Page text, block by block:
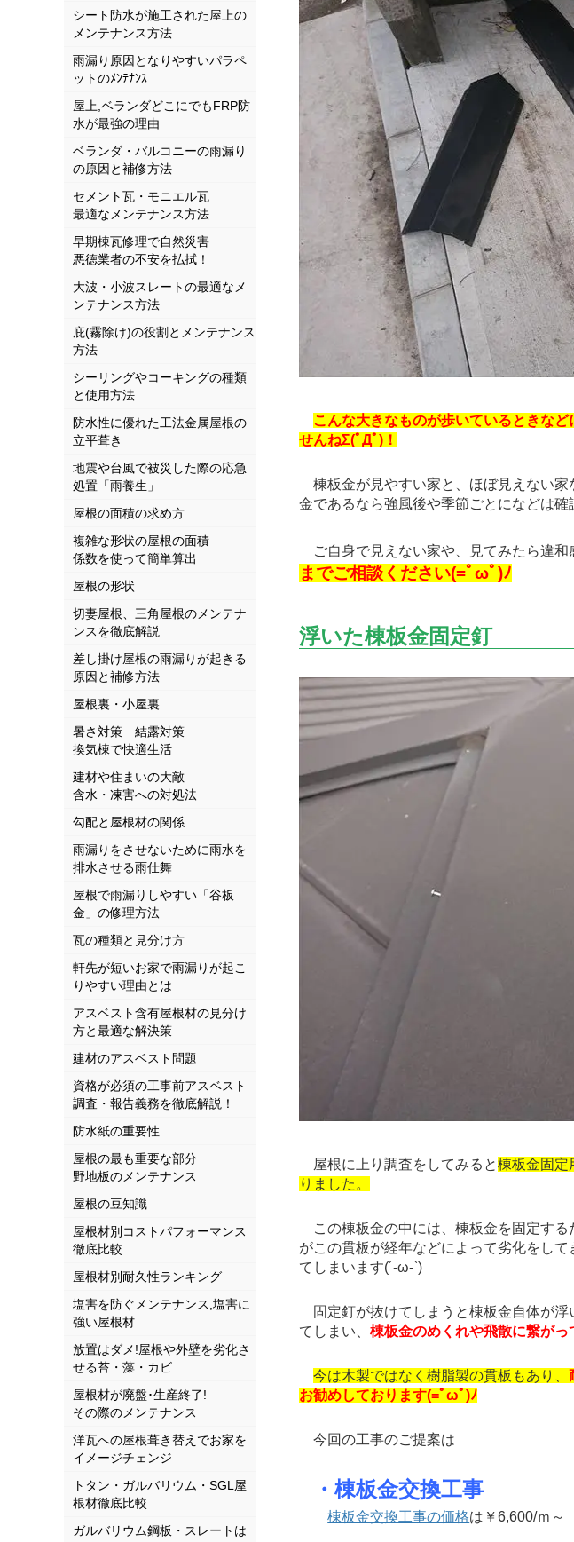
シート防水が施工された屋上の
メンテナンス方法
雨漏り原因となりやすいパラペ
ットのﾒﾝﾃﾅﾝｽ
屋上,ベランダどこにでもFRP防
水が最強の理由
ベランダ・バルコニーの雨漏り
の原因と補修方法
セメント瓦・モニエル瓦
最適なメンテナンス方法
早期棟瓦修理で自然災害
悪徳業者の不安を払拭！
大波・小波スレートの最適なメ
ンテナンス方法
庇(霧除け)の役割とメンテナンス
方法
シーリングやコーキングの種類
と使用方法
防水性に優れた工法金属屋根の
立平葺き
地震や台風で被災した際の応急
処置「雨養生」
屋根の面積の求め方
複雑な形状の屋根の面積
係数を使って簡単算出
屋根の形状
切妻屋根、三角屋根のメンテナ
ンスを徹底解説
差し掛け屋根の雨漏りが起きる
原因と補修方法
屋根裏・小屋裏
暑さ対策 結露対策
換気棟で快適生活
建材や住まいの大敵
含水・凍害への対処法
勾配と屋根材の関係
雨漏りをさせないために雨水を
排水させる雨仕舞
屋根で雨漏りしやすい「谷板
金」の修理方法
瓦の種類と見分け方
軒先が短いお家で雨漏りが起こ
りやすい理由とは
アスベスト含有屋根材の見分け
方と最適な解決策
建材のアスベスト問題
資格が必須の工事前アスベスト
調査・報告義務を徹底解説！
防水紙の重要性
屋根の最も重要な部分
野地板のメンテナンス
屋根の豆知識
屋根材別コストパフォーマンス
徹底比較
屋根材別耐久性ランキング
塩害を防ぐメンテナンス,塩害に
強い屋根材
放置はダメ!屋根や外壁を劣化さ
せる苔・藻・カビ
屋根材が廃盤･生産終了!
その際のメンテナンス
洋瓦への屋根葺き替えでお家を
イメージチェンジ
トタン・ガルバリウム・SGL屋
根材徹底比較
ガルバリウム鋼板・スレートは
こんな大きなものが歩いているときな
せんねΣ(ﾟДﾟ)！
棟板金が見やすい家と、ほぼ見えない家
金であるなら強風後や季節ごとになどは確
ご自身で見えない家や、見てみたら違和
までご相談ください(=ﾟωﾟ)ﾉ
浮いた棟板金固定釘
屋根に上り調査をしてみると棟板金固定
りました。
この棟板金の中には、棟板金を固定する
がこの貫板が経年などによって劣化をし
てしまいます(´-ω-`)
固定釘が抜けてしまうと棟板金自体が浮
てしまい、棟板金のめくれや飛散に繋がっ
今は木製ではなく樹脂製の貫板もあり、
お勧めしております(=ﾟωﾟ)ﾉ
今回の工事のご提案は
・棟板金交換工事
棟板金交換工事の価格は￥6,600/ｍ～